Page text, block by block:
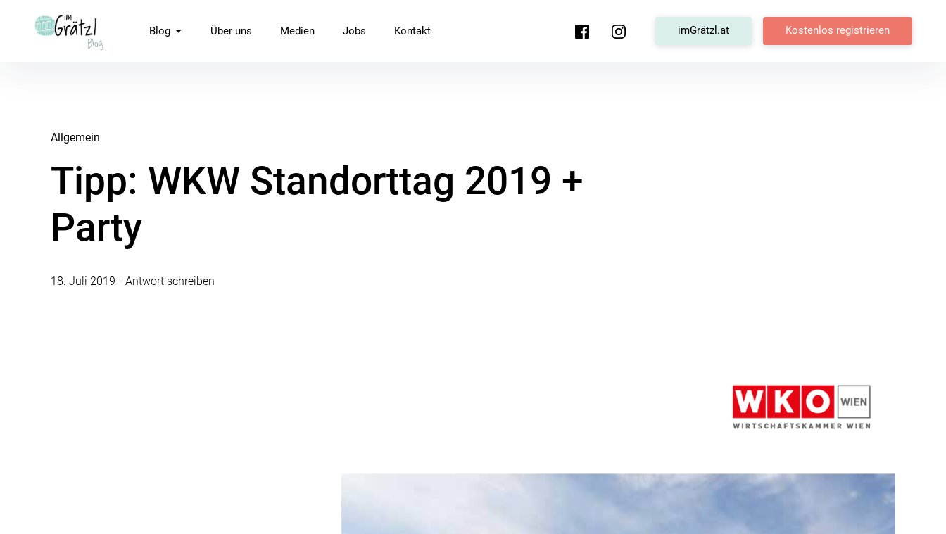
überspringenimGrätzl.at Blog
Blog Über uns Medien Jobs Kontakt FacebookInstagram imGrätzl.at Kostenlos registrieren
Allgemein
Tipp: WKW Standorttag 2019 +
Party
18. Juli 2019 Antwort schreiben